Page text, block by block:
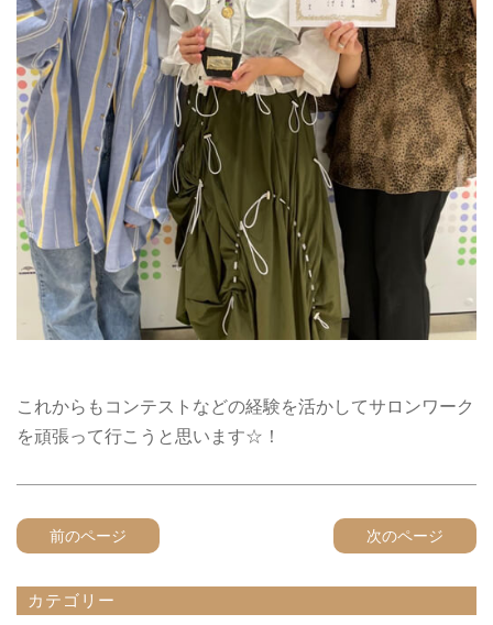
これからもコンテストなどの経験を活かしてサロンワーク
を頑張って行こうと思います☆！
前のページ 次のページ
カテゴリー